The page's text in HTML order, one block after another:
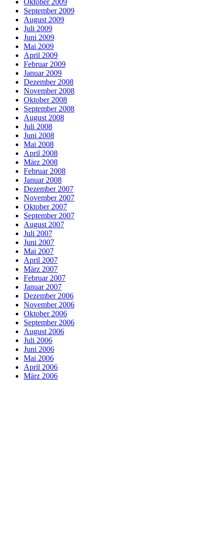
Oktober 2009
September 2009
August 2009
Juli 2009
Juni 2009
Mai 2009
April 2009
Februar 2009
Januar 2009
Dezember 2008
November 2008
Oktober 2008
September 2008
August 2008
Juli 2008
Juni 2008
Mai 2008
April 2008
März 2008
Februar 2008
Januar 2008
Dezember 2007
November 2007
Oktober 2007
September 2007
August 2007
Juli 2007
Juni 2007
Mai 2007
April 2007
März 2007
Februar 2007
Januar 2007
Dezember 2006
November 2006
Oktober 2006
September 2006
August 2006
Juli 2006
Juni 2006
Mai 2006
April 2006
März 2006